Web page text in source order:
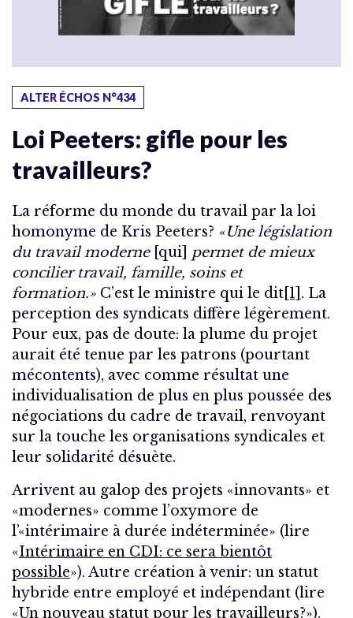
ALTER ÉCHOS N°434
Loi Peeters: gifle pour les
travailleurs?
La réforme du monde du travail par la loi
homonyme de Kris Peeters? «Une législation
du travail moderne [qui]
permet de mieux
concilier travail, famille, soins et
formation.» C’est le ministre qui le dit [1] . La
perception des syndicats diffère légèrement.
Pour eux, pas de doute: la plume du projet
aurait été tenue par les patrons (pourtant
mécontents), avec comme résultat une
individualisation de plus en plus poussée des
négociations du cadre de travail, renvoyant
sur la touche les organisations syndicales et
leur solidarité désuète.
Arrivent au galop des projets «innovants» et
«modernes» comme l’oxymore de
l’«intérimaire à durée indéterminée» (lire
«Intérimaire en CDI: ce sera bientôt
possible»). Autre création à venir: un statut
hybride entre employé et indépendant (lire
«Un nouveau statut pour les travailleurs?»).